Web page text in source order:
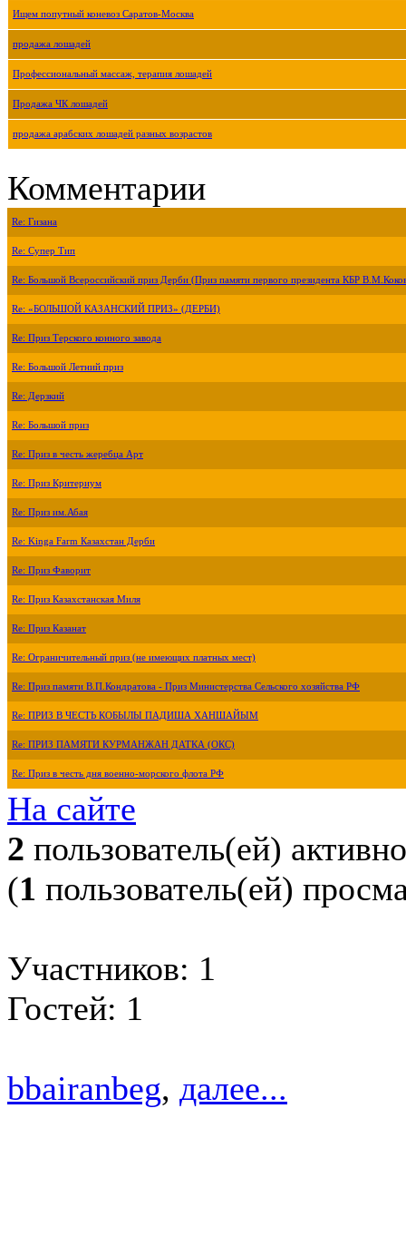
Ищем попутный коневоз Саратов-Москва
продажа лошадей
Профессиональный массаж, терапия лошадей
Продажа ЧК лошадей
продажа арабских лошадей разных возрастов
Комментарии
Re: Гизана
Re: Супер Тип
Re: Большой Всероссийский приз Дерби (Приз памяти первого президента КБР
Re: «БОЛЬШОЙ КАЗАНСКИЙ ПРИЗ» (ДЕРБИ)
Re: Приз Терского конного завода
Re: Большой Летний приз
Re: Дерзкий
Re: Большой приз
Re: Приз в честь жеребца Арт
Re: Приз Критериум
Re: Приз им.Абая
Re: Kinga Farm Казахстан Дерби
Re: Приз Фаворит
Re: Приз Казахстанская Миля
Re: Приз Казанат
Re: Ограничительный приз (не имеющих платных мест)
Re: Приз памяти В.П.Кондратова - Приз Министерства Сельского хозяйства РФ
Re: ПРИЗ В ЧЕСТЬ КОБЫЛЫ ПАДИША ХАНШАЙЫМ
Re: ПРИЗ ПАМЯТИ КУРМАНЖАН ДАТКА (ОКС)
Re: Приз в честь дня военно-морского флота РФ
На сайте
2 пользователь(ей) активно
(1 пользователь(ей)
Участников: 1
Гостей: 1
bbairanbeg, далее...